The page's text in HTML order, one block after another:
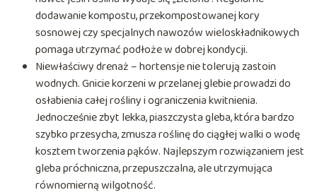
dodawanie kompostu, przekompostowanej kory
sosnowej czy specjalnych nawozów wieloskładnikowych
pomaga utrzymać podłoże w dobrej kondycji.
Niewłaściwy drenaż – hortensje nie tolerują zastoin
wodnych. Gnicie korzeni w przelanej glebie prowadzi do
osłabienia całej rośliny i ograniczenia kwitnienia.
Jednocześnie zbyt lekka, piaszczysta gleba, która bardzo
szybko przesycha, zmusza roślinę do ciągłej walki o wodę
kosztem tworzenia pąków. Najlepszym rozwiązaniem jest
gleba próchniczna, przepuszczalna, ale utrzymująca
równomierną wilgotność.